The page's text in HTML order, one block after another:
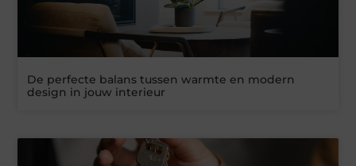
De perfecte balans tussen warmte en modern
design in jouw interieur